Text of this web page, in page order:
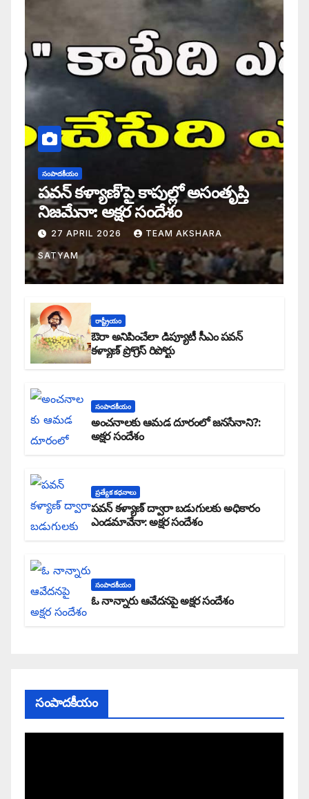
సంపాదకీయం
పవన్ కళ్యాణ్’పై కాపుల్లో అసంతృప్తి
నిజమేనా: అక్షర సందేశం
27 APRIL 2026 TEAM AKSHARA
SATYAM
రాష్ట్రీయం
ఔరా అనిపించేలా డిప్యూటీ సీఎం పవన్
కళ్యాణ్ ప్రోగ్రెస్ రిపోర్టు
సంపాదకీయం
అంచనాలకు ఆమడ దూరంలో జనసేనాని?:
అక్షర సందేశం
ప్రత్యేక కధనాలు
పవన్ కళ్యాణ్ ద్వారా బడుగులకు అధికారం
ఎండమావేనా: అక్షర సందేశం
సంపాదకీయం
ఓ నాన్నారు ఆవేదనపై అక్షర సందేశం
సంపాదకీయం